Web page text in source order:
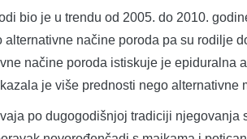
bio je u trendu od 2005. do 2010.
alternativne načine poroda pa su rodilje
načine poroda istiskuje je epiduralna
je više prednosti nego alternativne
po dugogodišnjoj tradiciji njegovanja